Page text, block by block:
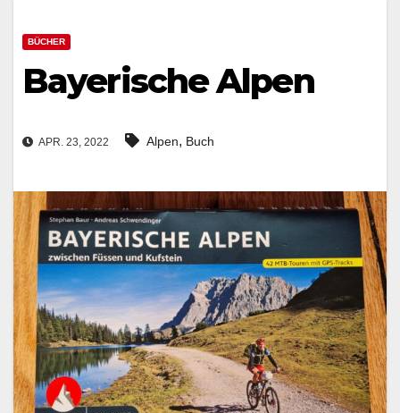
BÜCHER
Bayerische Alpen
APR. 23, 2022 Alpen, Buch